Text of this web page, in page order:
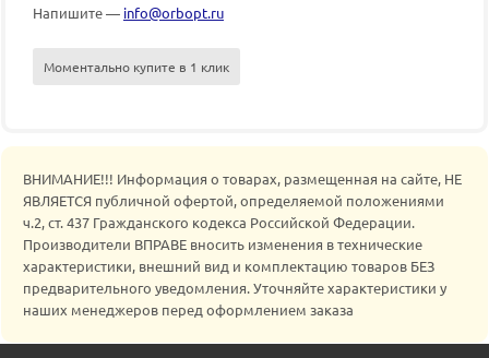
Напишите — info@orbopt.ru
Моментально купите в 1 клик
ВНИМАНИЕ!!! Информация о товарах, размещенная на сайте, НЕ
ЯВЛЯЕТСЯ публичной офертой, определяемой положениями
ч.2, ст. 437 Гражданского кодекса Российской Федерации.
Производители ВПРАВЕ вносить изменения в технические
характеристики, внешний вид и комплектацию товаров БЕЗ
предварительного уведомления. Уточняйте характеристики у
наших менеджеров перед оформлением заказа